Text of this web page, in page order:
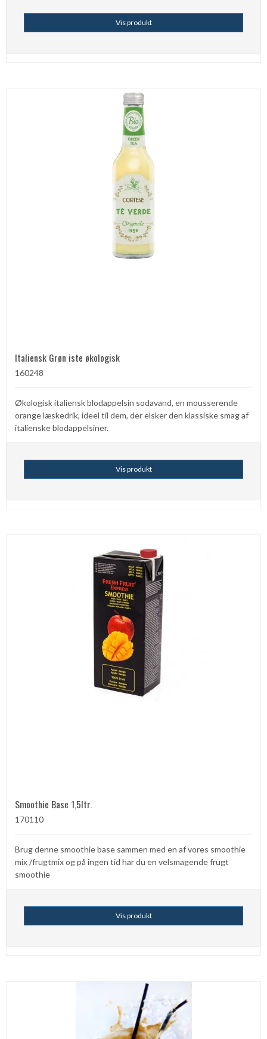
Vis produkt
Italiensk Grøn iste økologisk
160248
Økologisk italiensk blodappelsin sodavand, en mousserende
orange læskedrik, ideel til dem, der elsker den klassiske smag af
italienske blodappelsiner.
Vis produkt
Smoothie Base 1,5ltr.
170110
Brug denne smoothie base sammen med en af vores smoothie
mix /frugtmix og på ingen tid har du en velsmagende frugt
smoothie
Vis produkt